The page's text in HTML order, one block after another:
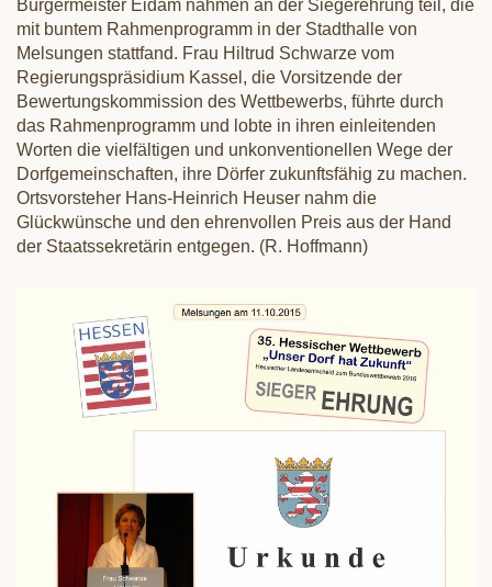
Bürgermeister Eidam nahmen an der Siegerehrung teil, die
mit buntem Rahmenprogramm in der Stadthalle von
Melsungen stattfand. Frau Hiltrud Schwarze vom
Regierungspräsidium Kassel, die Vorsitzende der
Bewertungskommission des Wettbewerbs, führte durch
das Rahmenprogramm und lobte in ihren einleitenden
Worten die vielfältigen und unkonventionellen Wege der
Dorfgemeinschaften, ihre Dörfer zukunftsfähig zu machen.
Ortsvorsteher Hans-Heinrich Heuser nahm die
Glückwünsche und den ehrenvollen Preis aus der Hand
der Staatssekretärin entgegen. (R. Hoffmann)